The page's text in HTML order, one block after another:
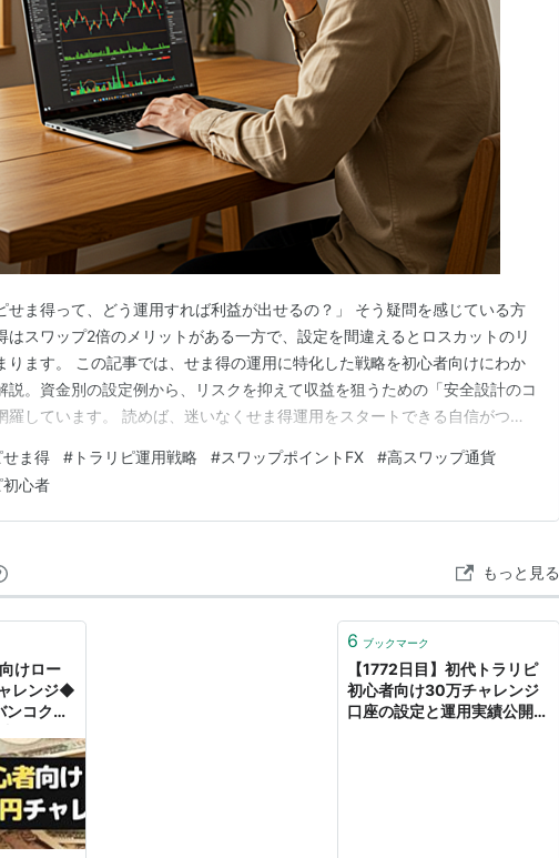
せま得って、どう運用すれば利益が出せるの？」 そう疑問を感じている方
はスワップ2倍のメリットがある一方で、設定を間違えるとロスカットのリ
ります。 この記事では、せま得の運用に特化した戦略を初心者向けにわか
説。資金別の設定例から、リスクを抑えて収益を狙うための「安全設計のコ
羅しています。 読めば、迷いなくせま得運用をスタートできる自信がつき
資金別の運用戦略と収益イメージ 高スワップ通貨を活かす設定方法と通貨
方 初心者でも失敗しにくい「安全設定」と…
せま得 # トラリピ運用戦略 #スワップポイントFX #高スワップ通貨
初心者
もっと見る
けロー
レンジ◆
コクで
テライ
6 ブックマーク
【1772日目】初代トラリピ
初心者向け30万チャレンジ
口座の設定と運用実績公開！